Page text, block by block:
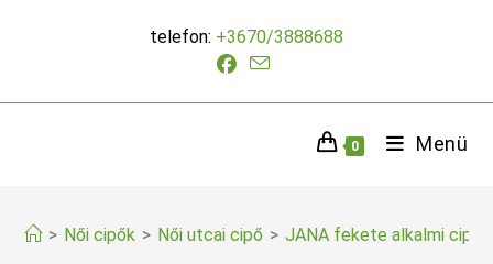
telefon: +3670/3888688
0 Menü
> Női cipők > Női utcai cipő > JANA fekete alkalmi cipő